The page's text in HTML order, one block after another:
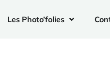
Les Photo’folies